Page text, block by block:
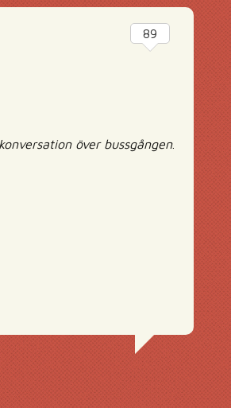
över bussgången.
89